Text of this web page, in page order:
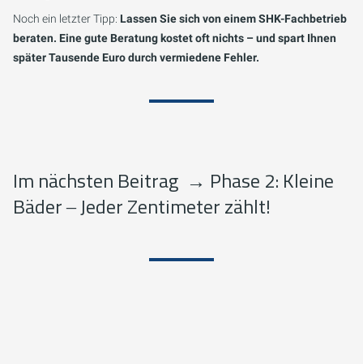
Noch ein letzter Tipp: Lassen Sie sich von einem SHK-Fachbetrieb
beraten. Eine gute Beratung kostet oft nichts – und spart Ihnen
später Tausende Euro durch vermiedene Fehler.
Im nächsten Beitrag → Phase 2: Kleine
Bäder ‒ Jeder Zentimeter zählt!